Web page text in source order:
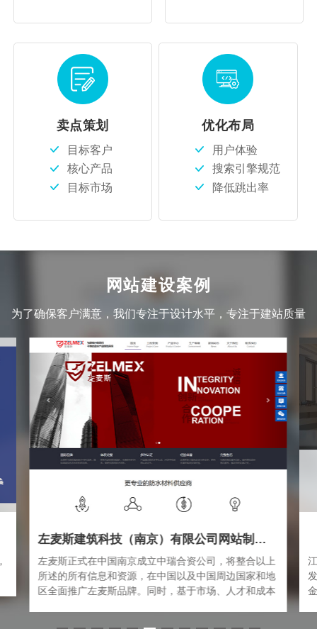
卖点策划
目标客户
核心产品
目标市场
优化布局
用户体验
搜索引擎规范
降低跳出率
网站建设案例
为了确保客户满意，我们专注于设计水平，专注于建站质量
左麦斯建筑科技（南京）有限公司网站制作案例
左麦斯正式在中国南京成立中瑞合资公司，将整合以上
所述的所有信息和资源，在中国以及中国周边国家和地
区全面推广左麦斯品牌。同时，基于市场、人才和成本